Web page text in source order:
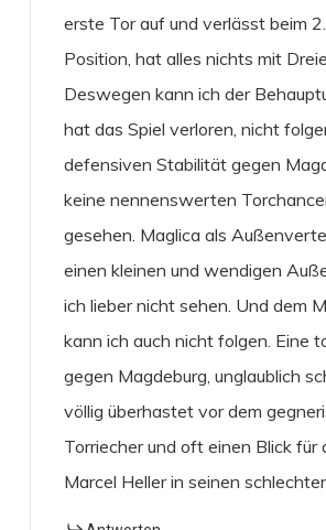
erste Tor auf und verlässt beim
Position, hat alles nichts mit
Deswegen kann ich der
hat das Spiel verloren, nicht
defensiven Stabilität gegen
keine nennenswerten
gesehen. Maglica als
einen kleinen und wendigen
ich lieber nicht sehen. Und dem
kann ich auch nicht folgen. Eine
gegen Magdeburg, unglaublich
völlig überhastet vor dem
Torriecher und oft einen Blick für
Marcel Heller in seinen